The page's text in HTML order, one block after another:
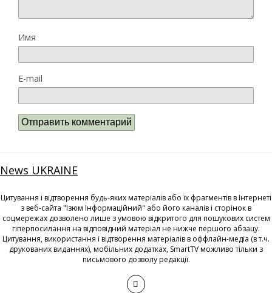
Имя
E-mail
News UKRAINE
Цитування і відтворення будь-яких матеріалів або їх фрагментів в Інтернеті
з веб-сайта "Ізюм Інформаційний" або його каналів і сторінок в
соцмережах дозволено лише з умовою відкритого для пошукових систем
гіперпосилання на відповідний матеріал не нижче першого абзацу.
Цитування, використання і відтворення матеріалів в оффлайн-медіа (в т.ч.
друкованих виданнях), мобільних додатках, SmartTV можливо тільки з
письмового дозволу редакції.